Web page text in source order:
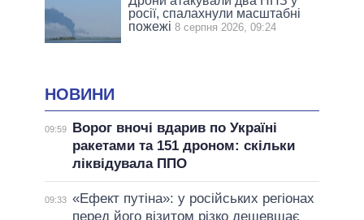
росії, спалахнули масштабні
пожежі 8 серпня 2026, 09:24
НОВИНИ
09:59
Ворог вночі вдарив по Україні
ракетами та 151 дроном: скільки
ліквідувала ППО
09:33 «Ефект путіна»: у російських регіонах
перед його візитом різко дешевшає